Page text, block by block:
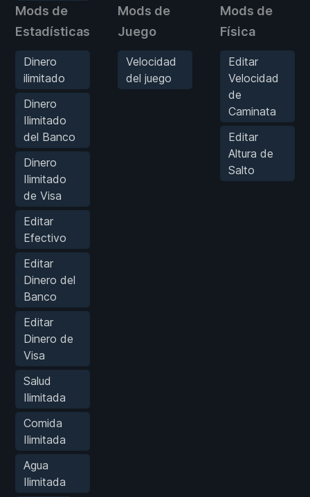
Mods de
Estadísticas
Dinero
ilimitado
Dinero
Ilimitado
del Banco
Dinero
Ilimitado
de Visa
Editar
Efectivo
Editar
Dinero del
Banco
Editar
Dinero de
Visa
Salud
Ilimitada
Comida
Ilimitada
Agua
Ilimitada
Mods de
Juego
Velocidad
del juego
Mods de
Física
Editar
Velocidad
de
Caminata
Editar
Altura de
Salto